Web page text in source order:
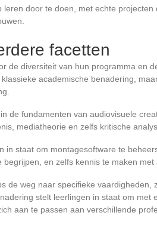
leren door te doen, met echte projecten
facetten
de diversiteit van hun programma en
academische benadering,
de fundamenten van audiovisuele
mediatheorie en zelfs kritische
in staat om montagesoftware te
en zelfs kennis te maken met
de weg naar specifieke vaardigheden,
stelt leerlingen in staat om met
aan te passen aan verschillende